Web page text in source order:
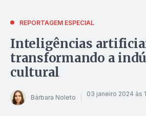
REPORTAGEM ESPECIAL
Inteligências
transformando a
cultural
Bárbara Noleto 03 janeiro 2024 às